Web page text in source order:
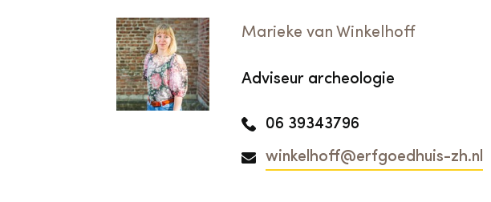
Marieke van Winkelhoff
Adviseur archeologie
06 39343796
winkelhoff@erfgoedhuis-zh.nl